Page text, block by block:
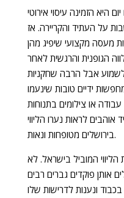
היא הזמינה עיסוי אירוטי
על העתיד והקריירה. אז
מעסה מקצועי שיפיג מהן
הגופנית והרגשית לאחר
אבל הרבה שחקניות
ידיים טובות שינעמו
או צילומים בתנוחות
לראות נערו הליווי
בירושלים מטופחות ונאות.
הליווי המוביל בישראל. לא
אותן פוקדים גברים רבים
בכבוד ונענות לדרישות שלו